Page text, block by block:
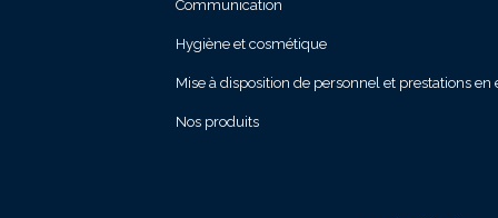
Communication
Hygiène et cosmétique
Mise à disposition de personnel et prestations en
Nos produits